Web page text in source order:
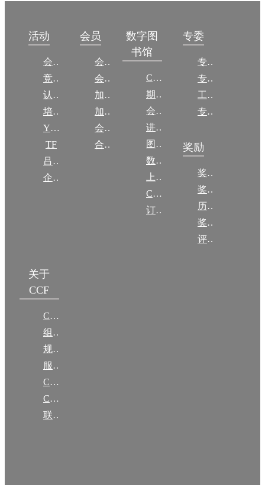
活动
会议
竞赛
认证
培训
YOCSEF
TF
吕梁振兴
企智会
会员
会员简介
会员权益
加入CCF
加入CCF
会员交费
合作伙伴
数字图
书馆
CCCF
期刊
会议
讲稿
图集
数图编审委员会
上传/发布作品
CCF DL Focus
订阅《计算》
专委
专委简介
专委条例
工作问答
专委名单
奖励
奖励动态
奖励目录
历年获奖名单
奖项推荐
评奖条例
关于
CCF
CCF简介
组织机构
规章
服务项目
CCF大事记
CCF创建60周年
联系我们